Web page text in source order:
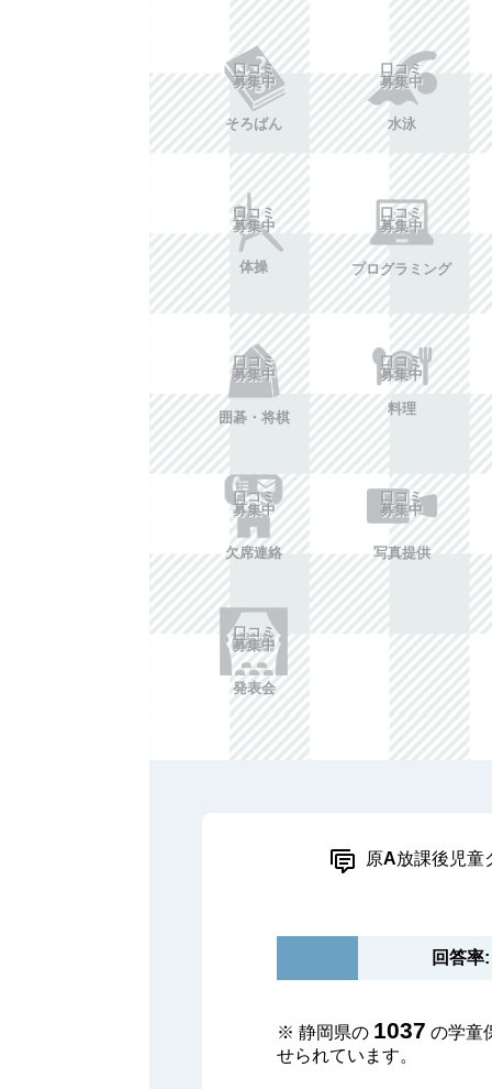
口コミ
募集中
そろばん
口コミ
募集中
水泳
口コミ
募集中
体操
口コミ
募集中
プログラミング
口コミ
募集中
囲碁・将棋
口コミ
募集中
料理
口コミ
募集中
欠席連絡
口コミ
募集中
写真提供
口コミ
募集中
発表会
原A放課後児童
回答率
※ 静岡県の 1037 の学童
せられています。